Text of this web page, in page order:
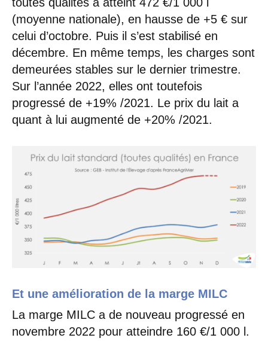
(moyenne nationale), en hausse de +5 € sur
celui d’octobre. Puis il s’est stabilisé en
décembre. En même temps, les charges sont
demeurées stables sur le dernier trimestre.
Sur l’année 2022, elles ont toutefois
progressé de +19% /2021. Le prix du lait a
quant à lui augmenté de +20% /2021.
Et une amélioration de la marge MILC
La marge MILC a de nouveau progressé en
novembre 2022 pour atteindre 160 €/1 000 l.